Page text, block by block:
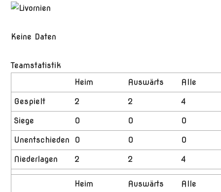
Keine Daten
Teamstatistik
Heim
Auswärts Alle
Gespielt 2 2 4
Siege 0 0 0
Unentschieden 0 0 0
Niederlagen 2 2 4
Heim Auswärts Alle